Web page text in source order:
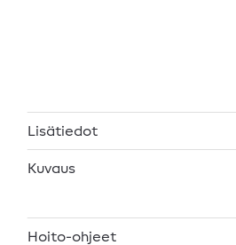
Lisätiedot
Kuvaus
Hoito-ohjeet